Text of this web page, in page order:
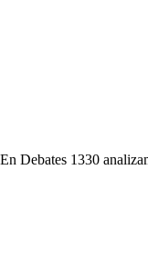
Debates 1330